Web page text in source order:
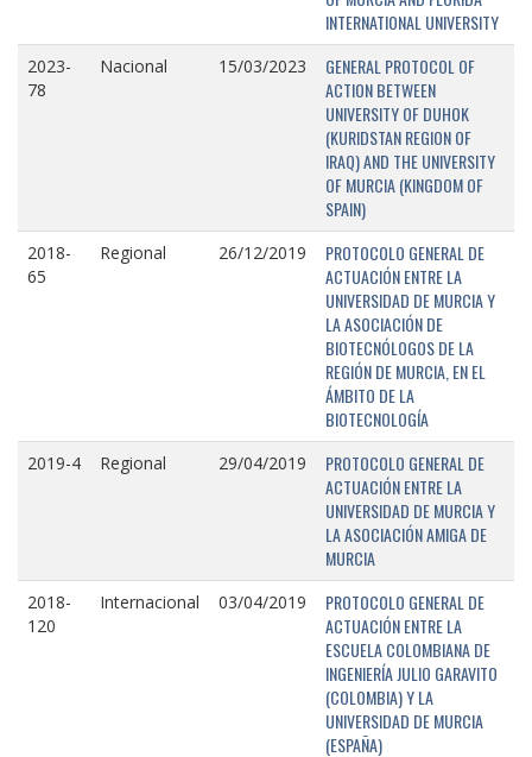
INTERNATIONAL UNIVERSITY
2023-
78
Nacional 15/03/2023
GENERAL PROTOCOL OF
ACTION BETWEEN
UNIVERSITY OF DUHOK
(KURIDSTAN REGION OF
IRAQ) AND THE UNIVERSITY
OF MURCIA (KINGDOM OF
SPAIN)
2018-
65
Regional 26/12/2019
PROTOCOLO GENERAL DE
ACTUACIÓN ENTRE LA
UNIVERSIDAD DE MURCIA Y
LA ASOCIACIÓN DE
BIOTECNÓLOGOS DE LA
REGIÓN DE MURCIA, EN EL
ÁMBITO DE LA
BIOTECNOLOGÍA
2019-4 Regional 29/04/2019
PROTOCOLO GENERAL DE
ACTUACIÓN ENTRE LA
UNIVERSIDAD DE MURCIA Y
LA ASOCIACIÓN AMIGA DE
MURCIA
2018-
120
Internacional 03/04/2019
PROTOCOLO GENERAL DE
ACTUACIÓN ENTRE LA
ESCUELA COLOMBIANA DE
INGENIERÍA JULIO GARAVITO
(COLOMBIA) Y LA
UNIVERSIDAD DE MURCIA
(ESPAÑA)